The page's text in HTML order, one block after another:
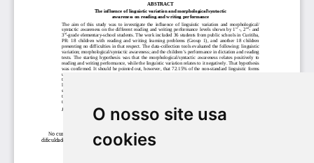
O nosso site usa
cookies